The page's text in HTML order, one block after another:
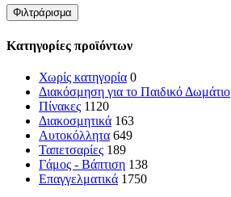
Φιλτράρισμα
Κατηγορίες προϊόντων
Χωρίς κατηγορία 0
Διακόσμηση για το Παιδικό Δωμάτιο
Πίνακες 1120
Διακοσμητικά 163
Αυτοκόλλητα 649
Ταπετσαρίες 189
Γάμος - Βάπτιση 138
Επαγγελματικά 1750